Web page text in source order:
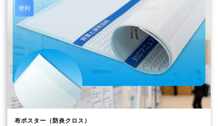
便利
布ポスター（防炎クロス）